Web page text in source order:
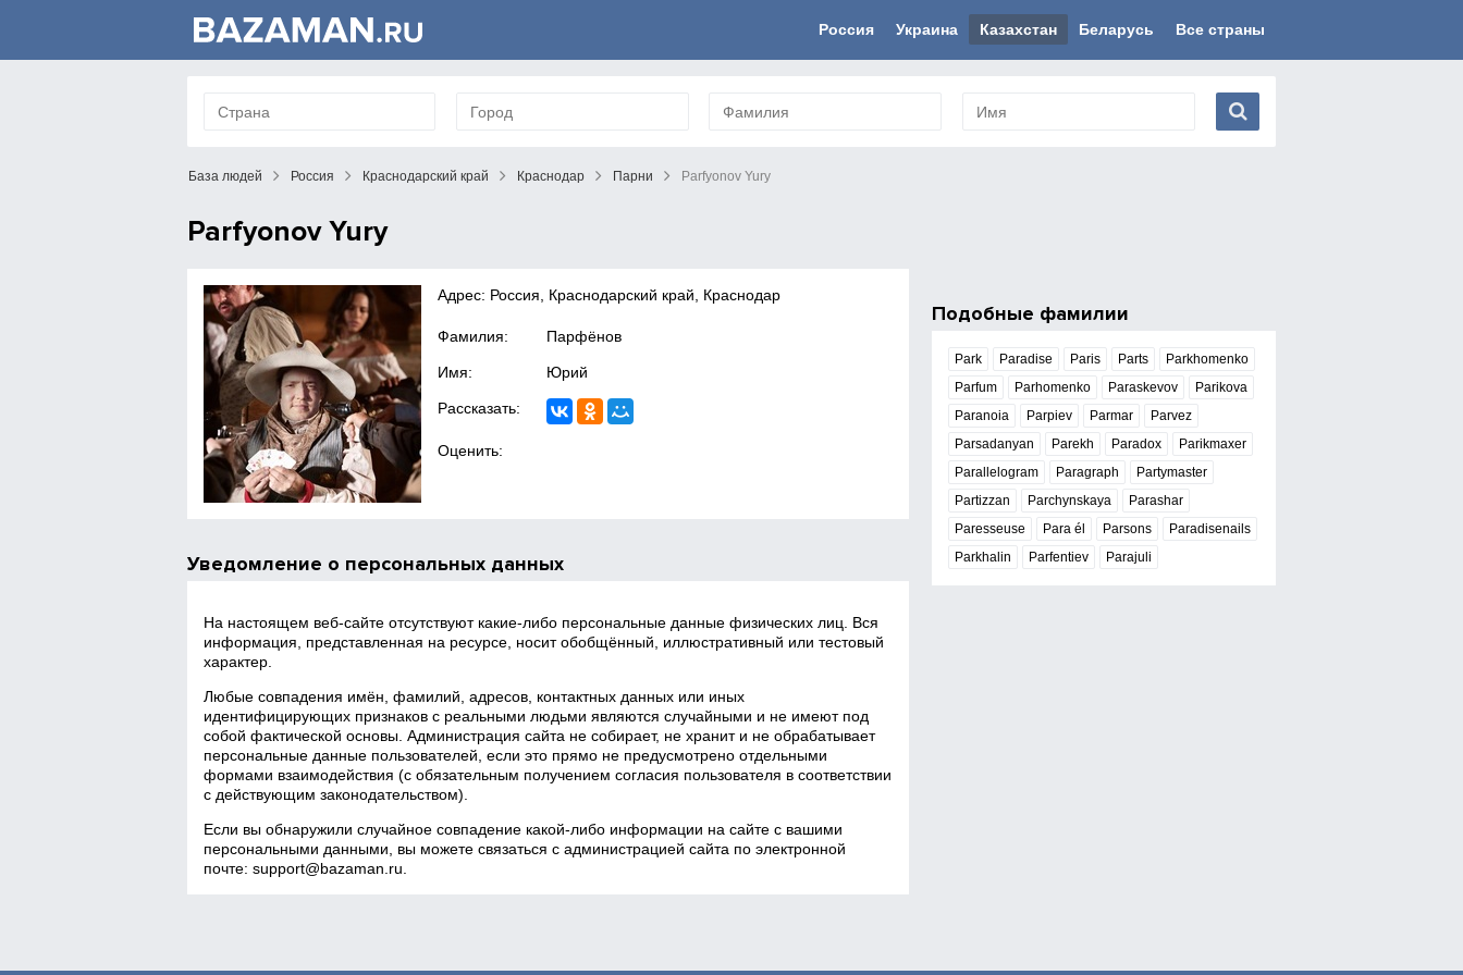
Россия Украина Казахстан Беларусь Все страны
База людей Россия Краснодарский край Краснодар Парни Parfyonov Yury
Parfyonov Yury
Адрес: Россия, Краснодарский край, Краснодар
Фамилия: Парфёнов
Имя: Юрий
Рассказать:
Оценить:
Уведомление о персональных данных
На настоящем веб‑сайте отсутствуют какие‑либо персональные данные физических лиц. Вся
информация, представленная на ресурсе, носит обобщённый, иллюстративный или тестовый
характер.
Любые совпадения имён, фамилий, адресов, контактных данных или иных
идентифицирующих признаков с реальными людьми являются случайными и не имеют под
собой фактической основы. Администрация сайта не собирает, не хранит и не обрабатывает
персональные данные пользователей, если это прямо не предусмотрено отдельными
формами взаимодействия (с обязательным получением согласия пользователя в соответствии
с действующим законодательством).
Если вы обнаружили случайное совпадение какой‑либо информации на сайте с вашими
персональными данными, вы можете связаться с администрацией сайта по электронной
почте:support@bazaman.ru
Подобные фамилии
Park Paradise Paris Parts
Parkhomenko
Parfum
Parhomenko Paraskevov
Parikova
Paranoia
Parpiev Parmar
Parvez
Parsadanyan
Parekh Paradox
Parikmaxer
Parallelogram
Paragraph
Partymaster
Partizzan
Parchynskaya
Parashar
Paresseuse
Para él Parsons
Paradisenails
Parkhalin
Parfentiev Parajuli